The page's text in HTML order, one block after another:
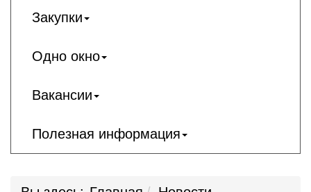
Закупки
Одно окно
Вакансии
Полезная информация